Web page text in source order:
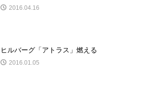
2016.04.16
ヒルバーグ「アトラス」燃える
2016.01.05